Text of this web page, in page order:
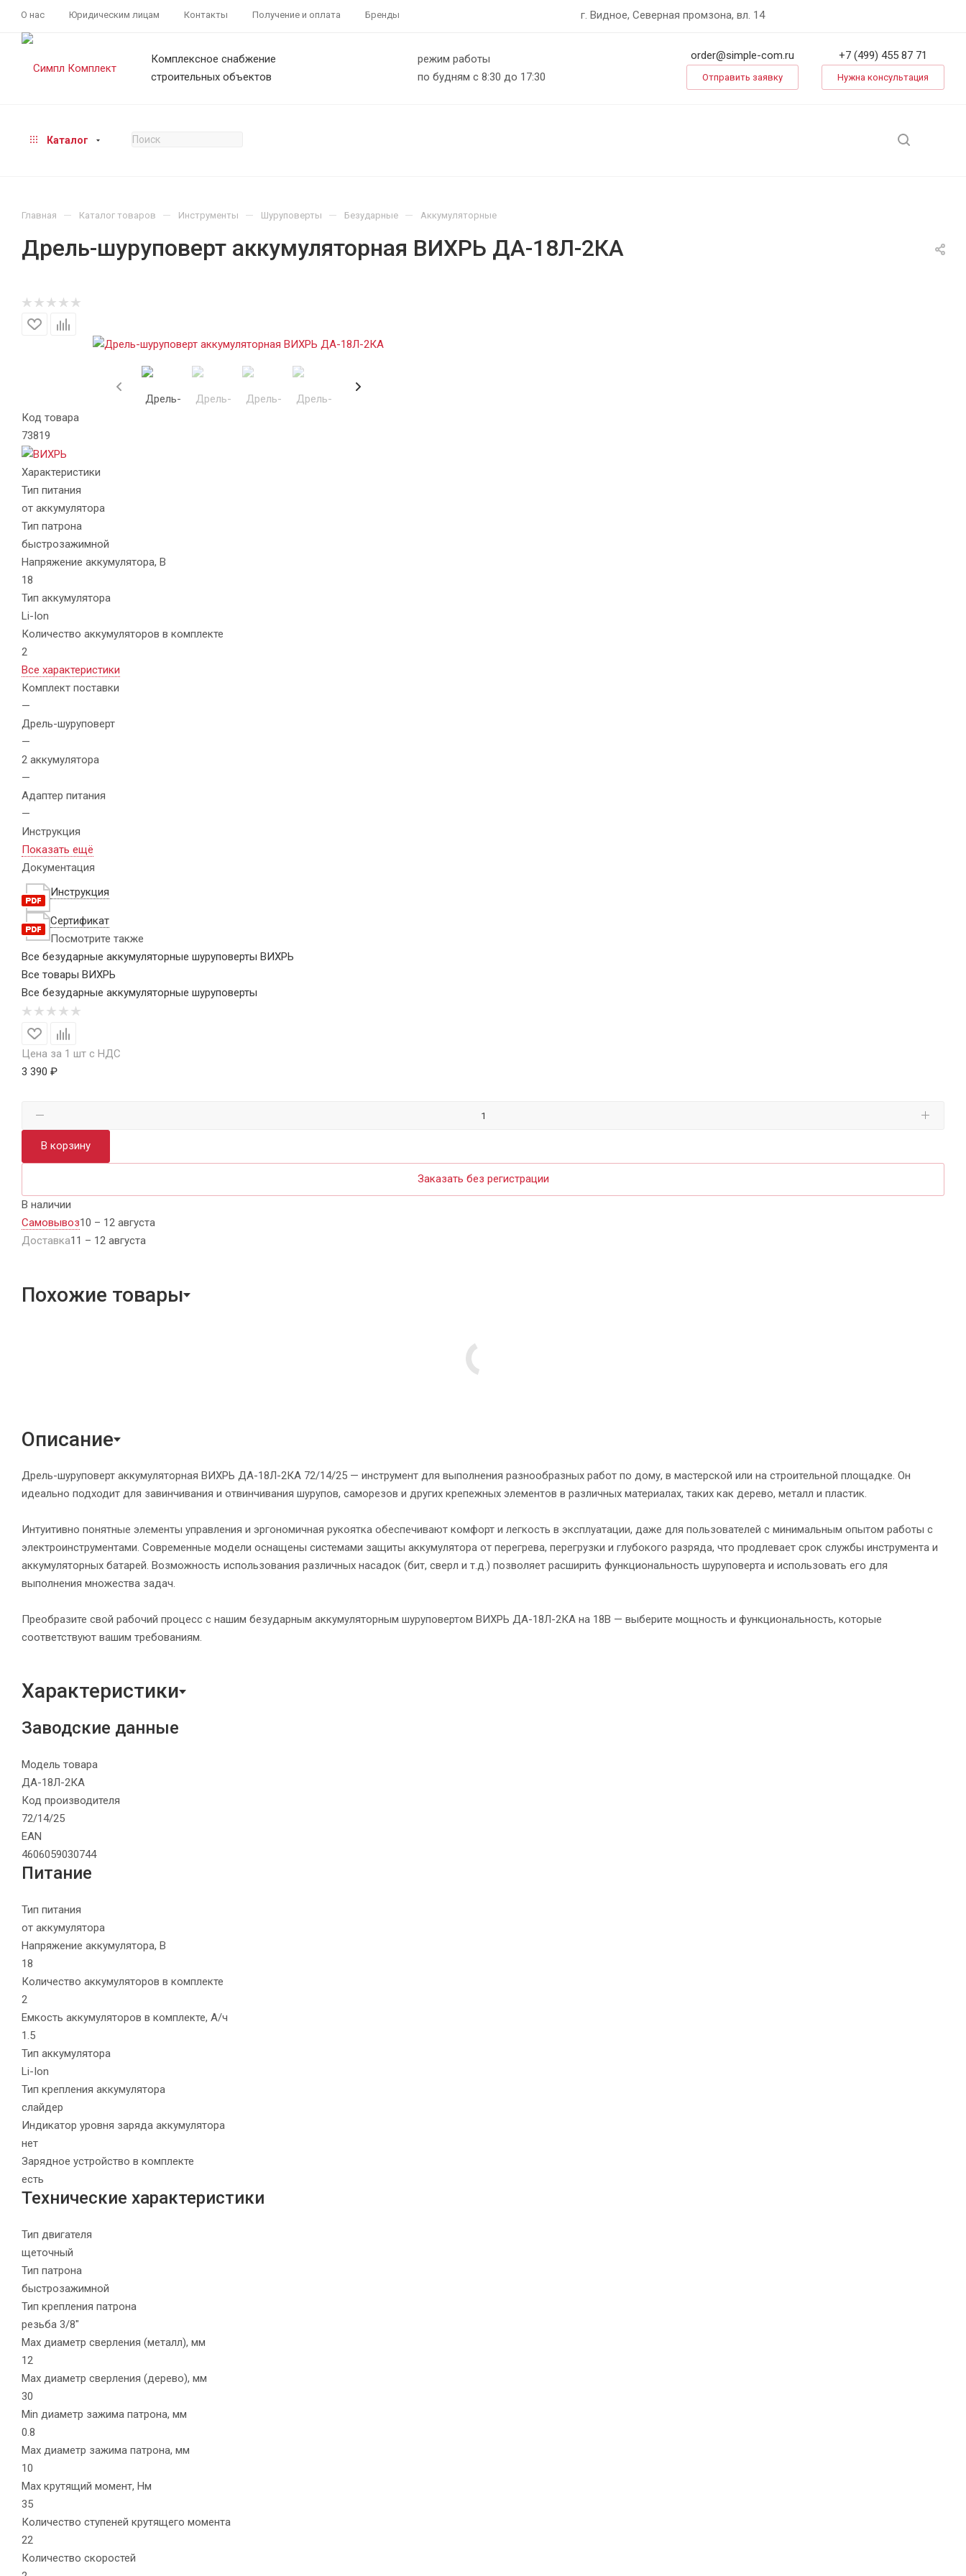
О нас Юридическим лицам Контакты Получение и оплата Бренды г. Видное, Северная промзона, вл. 14
Комплексное снабжение
строительных объектов
режим работы
по будням с 8:30 до 17:30
order@simple-com.ru
Отправить заявку
+7 (499) 455 87 71
Нужна консультация
Каталог
Главная — Каталог товаров — Инструменты — Шуруповерты — Безударные — Аккумуляторные
Дрель-шуруповерт аккумуляторная ВИХРЬ ДА-18Л-2КА
Код товара
73819
Характеристики
Тип питания
от аккумулятора
Тип патрона
быстрозажимной
Напряжение аккумулятора, В
18
Тип аккумулятора
Li-Ion
Количество аккумуляторов в комплекте
2
Все характеристики
Комплект поставки
—
Дрель-шуруповерт
—
2 аккумулятора
—
Адаптер питания
—
Инструкция
Показать ещё
Документация
Инструкция
Сертификат
Посмотрите также
Все безударные аккумуляторные шуруповерты ВИХРЬ
Все товары ВИХРЬ
Все безударные аккумуляторные шуруповерты
Цена за 1 шт с НДС
3 390 ₽
В корзину
Заказать без регистрации
В наличии
Самовывоз10 – 12 августа
Доставка11 – 12 августа
Похожие товары
Описание
Дрель-шуруповерт аккумуляторная ВИХРЬ ДА-18Л-2КА 72/14/25 — инструмент для выполнения разнообразных работ по дому, в мастерской или на строительной площадке. Он
идеально подходит для завинчивания и отвинчивания шурупов, саморезов и других крепежных элементов в различных материалах, таких как дерево, металл и пластик.
Интуитивно понятные элементы управления и эргономичная рукоятка обеспечивают комфорт и легкость в эксплуатации, даже для пользователей с минимальным опытом работы с
электроинструментами. Современные модели оснащены системами защиты аккумулятора от перегрева, перегрузки и глубокого разряда, что продлевает срок службы инструмента и
аккумуляторных батарей. Возможность использования различных насадок (бит, сверл и т.д.) позволяет расширить функциональность шуруповерта и использовать его для
выполнения множества задач.
Преобразите свой рабочий процесс с нашим безударным аккумуляторным шуруповертом ВИХРЬ ДА-18Л-2КА на 18В — выберите мощность и функциональность, которые
соответствуют вашим требованиям.
Характеристики
Заводские данные
Модель товара
ДА-18Л-2КА
Код производителя
72/14/25
EAN
4606059030744
Питание
Тип питания
от аккумулятора
Напряжение аккумулятора, В
18
Количество аккумуляторов в комплекте
2
Емкость аккумуляторов в комплекте, А/ч
1.5
Тип аккумулятора
Li-Ion
Тип крепления аккумулятора
слайдер
Индикатор уровня заряда аккумулятора
нет
Зарядное устройство в комплекте
есть
Технические характеристики
Тип двигателя
щеточный
Тип патрона
быстрозажимной
Тип крепления патрона
резьба 3/8"
Max диаметр сверления (металл), мм
12
Max диаметр сверления (дерево), мм
30
Min диаметр зажима патрона, мм
0.8
Max диаметр зажима патрона, мм
10
Max крутящий момент, Нм
35
Количество ступеней крутящего момента
22
Количество скоростей